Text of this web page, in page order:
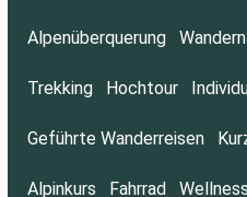
Alpenüberquerung Wandern
Trekking Hochtour
Geführte Wanderreisen
Alpinkurs Fahrrad Wellness